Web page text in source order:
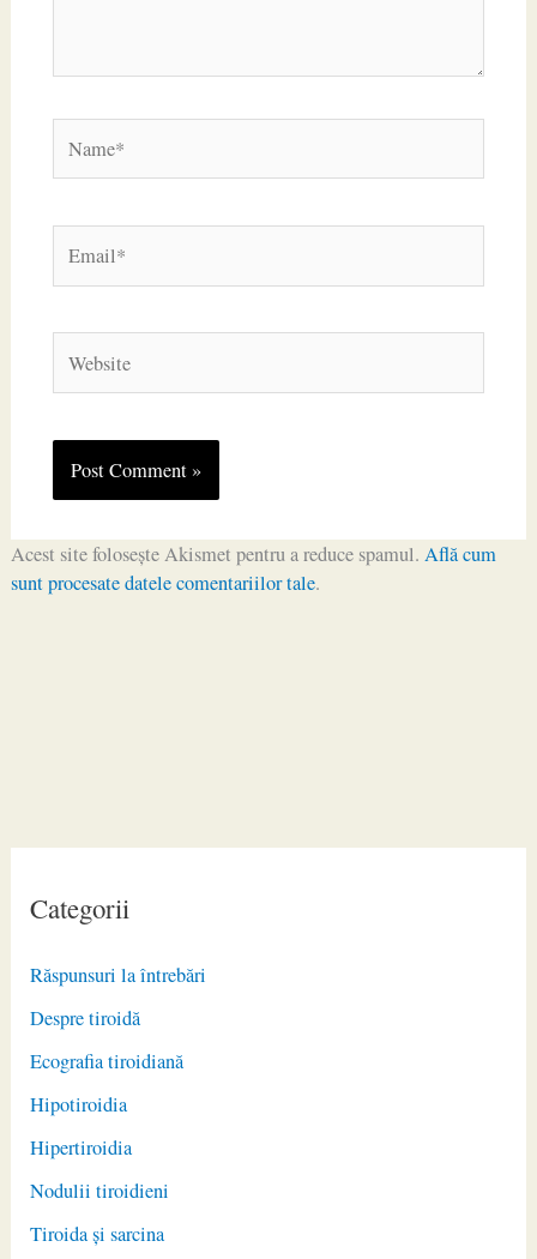
Categorii
Răspunsuri la întrebări
Despre tiroidă
Ecografia tiroidiană
Hipotiroidia
Hipertiroidia
Nodulii tiroidieni
Tiroida și sarcina
Acest site folosește Akismet pentru a reduce spamul. Află cum
sunt procesate datele comentariilor tale.